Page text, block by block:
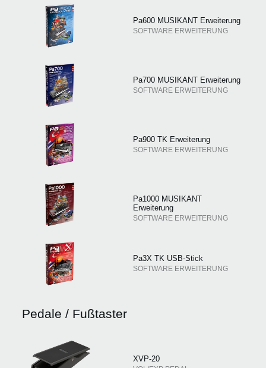
Pa600 MUSIKANT Erweiterung
SOFTWARE ERWEITERUNG
Pa700 MUSIKANT Erweiterung
SOFTWARE ERWEITERUNG
Pa900 TK Erweiterung
SOFTWARE ERWEITERUNG
Pa1000 MUSIKANT
Erweiterung
SOFTWARE ERWEITERUNG
Pa3X TK USB-Stick
SOFTWARE ERWEITERUNG
Pedale / Fußtaster
XVP-20